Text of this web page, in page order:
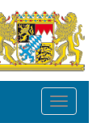
Toggle